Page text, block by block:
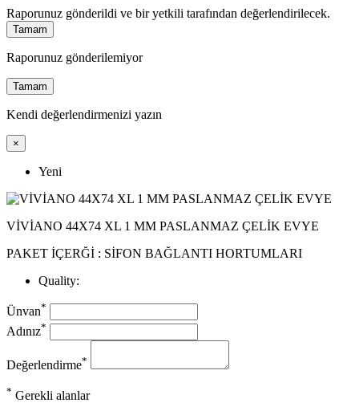
Raporunuz gönderildi ve bir yetkili tarafından değerlendirilecek.
Tamam
Raporunuz gönderilemiyor
Tamam
Kendi değerlendirmenizi yazın
×
Yeni
VİVİANO 44X74 XL 1 MM PASLANMAZ ÇELİK EVYE
PAKET İÇERĞİ : SİFON BAĞLANTI HORTUMLARI
Quality:
Ünvan*
Adınız*
Değerlendirme*
* Gerekli alanlar